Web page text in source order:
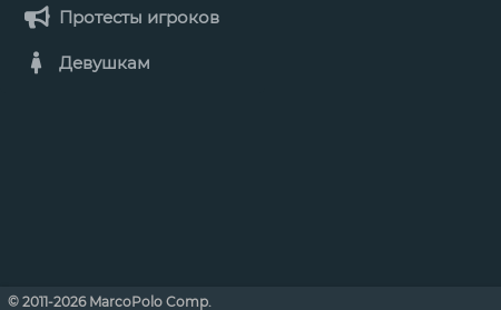
Протесты игроков
Девушкам
© 2011-2026 MarcoPolo Comp.